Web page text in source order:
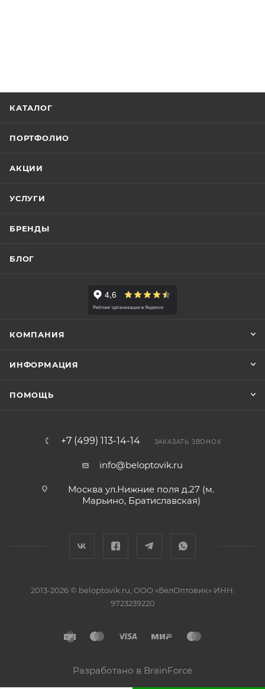
КАТАЛОГ
ПОРТФОЛИО
АКЦИИ
УСЛУГИ
БРЕНДЫ
БЛОГ
КОМПАНИЯ
ИНФОРМАЦИЯ
ПОМОЩЬ
+7 (499) 113-14-14 ЗАКАЗАТЬ ЗВОНОК
info@beloptovik.ru
Москва ул.Нижние поля д.27 (м.
Марьино, Братиславская)
2013-2026 © beloptovik.ru, ООО «БелОптовик» ИНН:
9723239220
Разработано в BrainForce